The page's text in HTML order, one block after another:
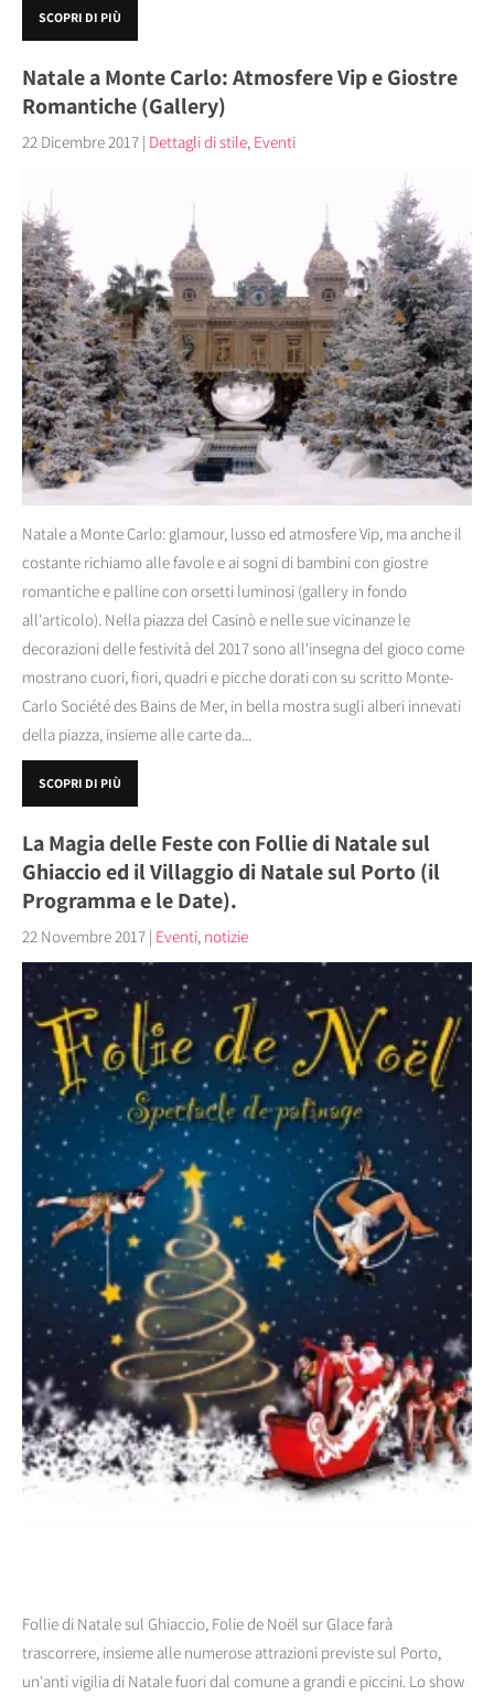
SCOPRI DI PIÙ
Natale a Monte Carlo: Atmosfere Vip e Giostre
Romantiche (Gallery)
22 Dicembre 2017 | Dettagli di stile, Eventi
Natale a Monte Carlo: glamour, lusso ed atmosfere Vip, ma anche il
costante richiamo alle favole e ai sogni di bambini con giostre
romantiche e palline con orsetti luminosi (gallery in fondo
all'articolo). Nella piazza del Casinò e nelle sue vicinanze le
decorazioni delle festività del 2017 sono all'insegna del gioco come
mostrano cuori, fiori, quadri e picche dorati con su scritto Monte-
Carlo Société des Bains de Mer, in bella mostra sugli alberi innevati
della piazza, insieme alle carte da...
SCOPRI DI PIÙ
La Magia delle Feste con Follie di Natale sul
Ghiaccio ed il Villaggio di Natale sul Porto (il
Programma e le Date).
22 Novembre 2017 | Eventi, notizie
Follie di Natale sul Ghiaccio, Folie de Noël sur Glace farà
trascorrere, insieme alle numerose attrazioni previste sul Porto,
un'anti vigilia di Natale fuori dal comune a grandi e piccini. Lo show